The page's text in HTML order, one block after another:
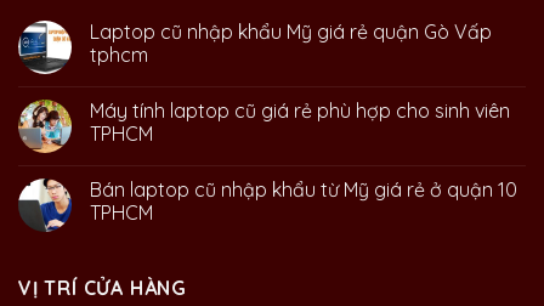
Laptop cũ nhập khẩu Mỹ giá rẻ quận Gò Vấp
tphcm
Máy tính laptop cũ giá rẻ phù hợp cho sinh viên
TPHCM
Bán laptop cũ nhập khẩu từ Mỹ giá rẻ ở quận 10
TPHCM
VỊ TRÍ CỬA HÀNG